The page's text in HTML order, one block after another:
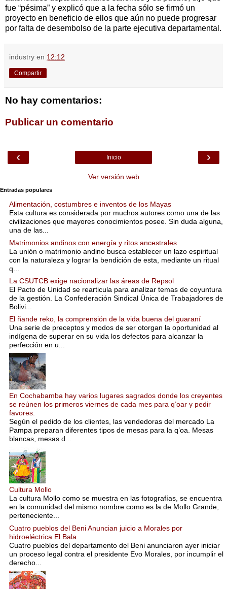
fue “pésima” y explicó que a la fecha sólo se firmó un
proyecto en beneficio de ellos que aún no puede progresar
por falta de desembolso de la parte ejecutiva departamental.
industry en 12:12
Compartir
No hay comentarios:
Publicar un comentario
‹ ›
Inicio
Ver versión web
Entradas populares
Alimentación, costumbres e inventos de los Mayas
Esta cultura es considerada por muchos autores como una de las
civilizaciones que mayores conocimientos posee. Sin duda alguna,
una de las...
Matrimonios andinos con energía y ritos ancestrales
La unión o matrimonio andino busca establecer un lazo espiritual
con la naturaleza y lograr la bendición de esta, mediante un ritual
q...
La CSUTCB exige nacionalizar las áreas de Repsol
El Pacto de Unidad se rearticula para analizar temas de coyuntura
de la gestión. La Confederación Sindical Única de Trabajadores de
Bolivi...
El ñande reko, la comprensión de la vida buena del guaraní
Una serie de preceptos y modos de ser otorgan la oportunidad al
indígena de superar en su vida los defectos para alcanzar la
perfección en u...
En Cochabamba hay varios lugares sagrados donde los creyentes
se reúnen los primeros viernes de cada mes para q’oar y pedir
favores.
Según el pedido de los clientes, las vendedoras del mercado La
Pampa preparan diferentes tipos de mesas para la q’oa. Mesas
blancas, mesas d...
Cultura Mollo
La cultura Mollo como se muestra en las fotografías, se encuentra
en la comunidad del mismo nombre como es la de Mollo Grande,
perteneciente...
Cuatro pueblos del Beni Anuncian juicio a Morales por
hidroeléctrica El Bala
Cuatro pueblos del departamento del Beni anunciaron ayer iniciar
un proceso legal contra el presidente Evo Morales, por incumplir el
derecho...